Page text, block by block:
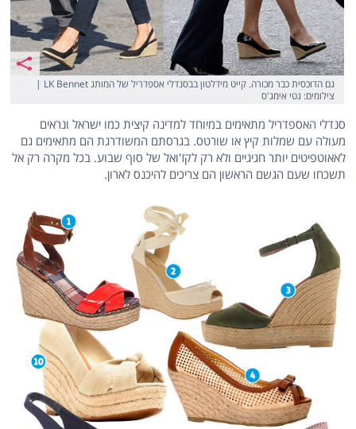
גם הדוכסית כבר מכורה. קייט מידלטון בבסנדלי אספדריל של המותג LK Bennet |
צילומים: גטי אימג'ס
סנדלי האספדריל מתאימים במיוחד למדינה קיצית כמו ישראל ונראים
מעולה עם שמלות קיץ או שורטס. בגרסתם המשודרגת הם מתאימים גם
לאאוטפיטים יותר חגיגיים ולא רק לקז'ואל של סוף שבוע. בכל מקרה רק אל
תשכחו שעם הגשם הראשון הם צריכים להיכנס לארון.